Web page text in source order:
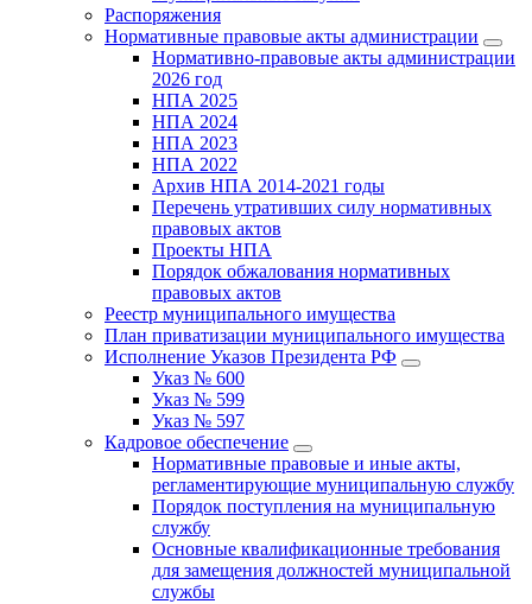
Распоряжения
Нормативные правовые акты администрации
Нормативно-правовые акты администрации
2026 год
НПА 2025
НПА 2024
НПА 2023
НПА 2022
Архив НПА 2014-2021 годы
Перечень утративших силу нормативных
правовых актов
Проекты НПА
Порядок обжалования нормативных
правовых актов
Реестр муниципального имущества
План приватизации муниципального имущества
Исполнение Указов Президента РФ
Указ № 600
Указ № 599
Указ № 597
Кадровое обеспечение
Нормативные правовые и иные акты,
регламентирующие муниципальную службу
Порядок поступления на муниципальную
службу
Основные квалификационные требования
для замещения должностей муниципальной
службы